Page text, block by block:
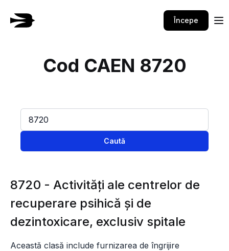
Începe
Cod CAEN 8720
Caută
8720 - Activităţi ale centrelor de
recuperare psihică şi de
dezintoxicare, exclusiv spitale
Această clasă include furnizarea de îngrijire